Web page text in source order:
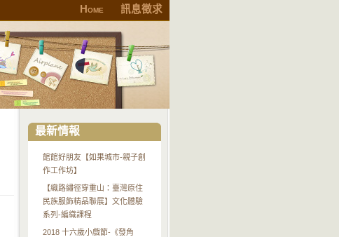
Home 訊息徵求
最新情報
館館好朋友【如果城市-親子創
作工作坊】
【織路繡徑穿重山：臺灣原住
民族服飾精品聯展】文化體驗
系列-編織課程
2018 十六歲小戲節-《發角